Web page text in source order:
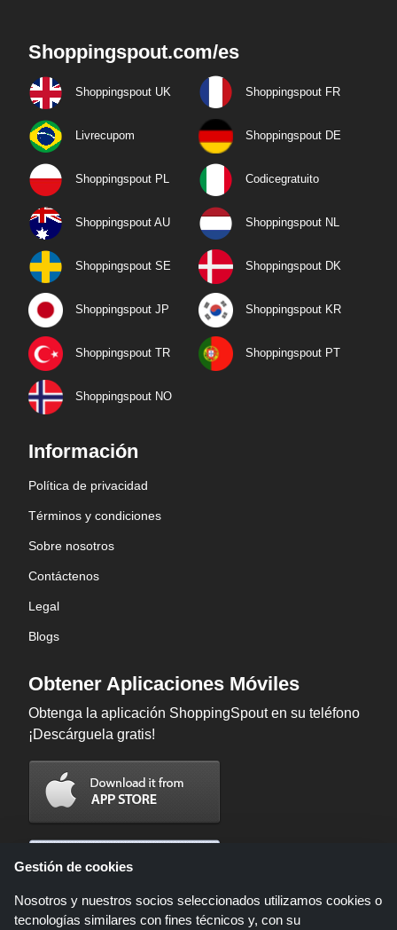
Shoppingspout.com/es
Shoppingspout UK Shoppingspout FR
Livrecupom Shoppingspout DE
Shoppingspout PL Codicegratuito
Shoppingspout AU Shoppingspout NL
Shoppingspout SE Shoppingspout DK
Shoppingspout JP Shoppingspout KR
Shoppingspout TR Shoppingspout PT
Shoppingspout NO
Información
Política de privacidad
Términos y condiciones
Sobre nosotros
Contáctenos
Legal
Blogs
Obtener Aplicaciones Móviles
Obtenga la aplicación ShoppingSpout en su teléfono
¡Descárguela gratis!
Gestión de cookies
Nosotros y nuestros socios seleccionados utilizamos cookies o
tecnologías similares con fines técnicos y, con su